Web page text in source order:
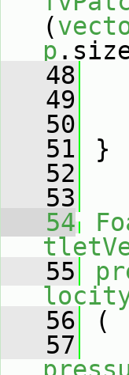
(
p
   48
   49
   50
   51
}
   52
   53
   54
   55
   56
(
   57